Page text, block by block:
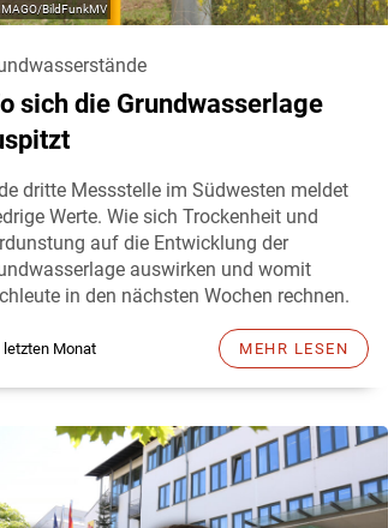
BildFunkMV
sich die Grundwasserlage
dritte Messstelle im Südwesten meldet
Werte. Wie sich Trockenheit und
auf die Entwicklung der
auswirken und womit
in den nächsten Wochen rechnen.
letzten Monat MEHR LESEN